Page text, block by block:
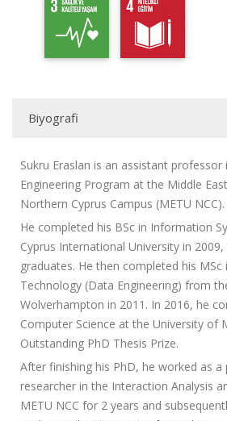
Biyografi
Sukru Eraslan is an assistant
Engineering Program at the Middle
Northern Cyprus Campus (METU NCC).
He completed his BSc in Information
Cyprus International University in
graduates. He then completed his
Technology (Data Engineering) from
Wolverhampton in 2011. In 2016, he
Computer Science at the University of
Outstanding PhD Thesis Prize.
After finishing his PhD, he worked as
researcher in the Interaction Analysis
METU NCC for 2 years and